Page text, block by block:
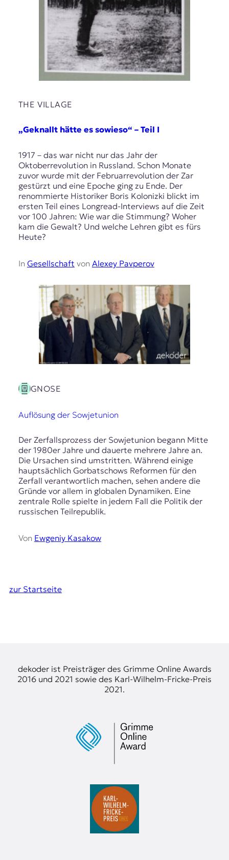
THE VILLAGE
„Geknallt hätte es sowieso“ – Teil I
1917 – das war nicht nur das Jahr der
Oktoberrevolution in Russland. Schon Monate
zuvor wurde mit der Februarrevolution der Zar
gestürzt und eine Epoche ging zu Ende. Der
renommierte Historiker Boris Kolonizki blickt im
ersten Teil eines Longread-Interviews auf die Zeit
vor 100 Jahren: Wie war die Stimmung? Woher
kam die Gewalt? Und welche Lehren gibt es fürs
Heute?
In Gesellschaft von Alexey Pavperov
GNOSE
Auflösung der Sowjetunion
Der Zerfallsprozess der Sowjetunion begann Mitte
der 1980er Jahre und dauerte mehrere Jahre an.
Die Ursachen sind umstritten. Während einige
hauptsächlich Gorbatschows Reformen für den
Zerfall verantwortlich machen, sehen andere die
Gründe vor allem in globalen Dynamiken. Eine
zentrale Rolle spielte in jedem Fall die Politik der
russischen Teilrepublik.
Von Ewgeniy Kasakow
zur Startseite
dekoder ist Preisträger des Grimme Online Awards
2016 und 2021 sowie des Karl-Wilhelm-Fricke-Preis
2021.